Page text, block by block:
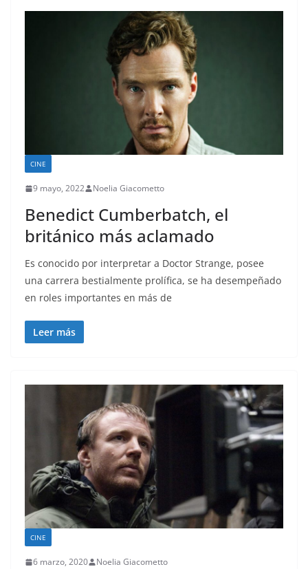
CINE
9 mayo, 2022 Noelia Giacometto
Benedict Cumberbatch, el
británico más aclamado
Es conocido por interpretar a Doctor Strange, posee
una carrera bestialmente prolífica, se ha desempeñado
en roles importantes en más de
Leer más
CINE
6 marzo, 2020 Noelia Giacometto